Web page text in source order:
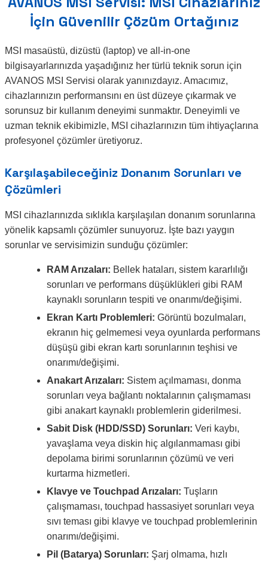
İçin Güvenilir Çözüm Ortağınız
MSI masaüstü, dizüstü (laptop) ve all-in-one
bilgisayarlarınızda yaşadığınız her türlü teknik sorun için
AVANOS MSI Servisi olarak yanınızdayız. Amacımız,
cihazlarınızın performansını en üst düzeye çıkarmak ve
sorunsuz bir kullanım deneyimi sunmaktır. Deneyimli ve
uzman teknik ekibimizle, MSI cihazlarınızın tüm ihtiyaçlarına
profesyonel çözümler üretiyoruz.
Karşılaşabileceğiniz Donanım Sorunları ve
Çözümleri
MSI cihazlarınızda sıklıkla karşılaşılan donanım sorunlarına
yönelik kapsamlı çözümler sunuyoruz. İşte bazı yaygın
sorunlar ve servisimizin sunduğu çözümler:
RAM Arızaları: Bellek hataları, sistem kararlılığı
sorunları ve performans düşüklükleri gibi RAM
kaynaklı sorunların tespiti ve onarımı/değişimi.
Ekran Kartı Problemleri: Görüntü bozulmaları,
ekranın hiç gelmemesi veya oyunlarda performans
düşüşü gibi ekran kartı sorunlarının teşhisi ve
onarımı/değişimi.
Anakart Arızaları: Sistem açılmaması, donma
sorunları veya bağlantı noktalarının çalışmaması
gibi anakart kaynaklı problemlerin giderilmesi.
Sabit Disk (HDD/SSD) Sorunları: Veri kaybı,
yavaşlama veya diskin hiç algılanmaması gibi
depolama birimi sorunlarının çözümü ve veri
kurtarma hizmetleri.
Klavye ve Touchpad Arızaları: Tuşların
çalışmaması, touchpad hassasiyet sorunları veya
sıvı teması gibi klavye ve touchpad problemlerinin
onarımı/değişimi.
Pil (Batarya) Sorunları: Şarj olmama, hızlı